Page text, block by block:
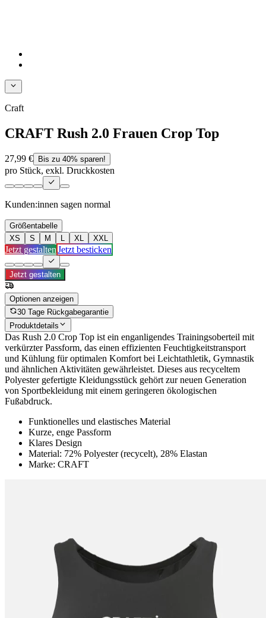
Craft
CRAFT Rush 2.0 Frauen Crop Top
27,99 € Bis zu 40% sparen!
pro Stück, exkl. Druckkosten
Kunden:innen sagen normal
Größentabelle
XS
S M L XL XXL
Jetzt gestaltenJetzt besticken
Jetzt gestalten
Optionen anzeigen
30 Tage Rückgabegarantie
Produktdetails
Das Rush 2.0 Crop Top ist ein enganligendes Trainingsoberteil mit
verkürzter Passform, das einen effizienten Feuchtigkeitstransport
und Kühlung für optimalen Komfort bei Leichtathletik, Gymnastik
und ähnlichen Aktivitäten gewährleistet. Dieses aus recyceltem
Polyester gefertigte Kleidungsstück gehört zur neuen Generation
von Sportbekleidung mit einem geringeren ökologischen
Fußabdruck.
Funktionelles und elastisches Material
Kurze, enge Passform
Klares Design
Material: 72% Polyester (recycelt), 28% Elastan
Marke: CRAFT